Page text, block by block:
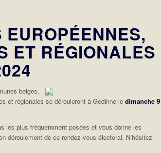
EUROPÉENNES,
ET RÉGIONALES
belges,
et régionales se dérouleront à Gedinne ledimanche 9
les plus fréquemment posées et vous donne les
déroulement de ce rendez-vous électoral. N’hésitez